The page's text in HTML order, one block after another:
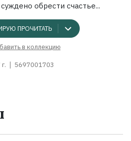
обрести счастье...
ПРОЧИТАТЬ
в коллекцию
5697001703